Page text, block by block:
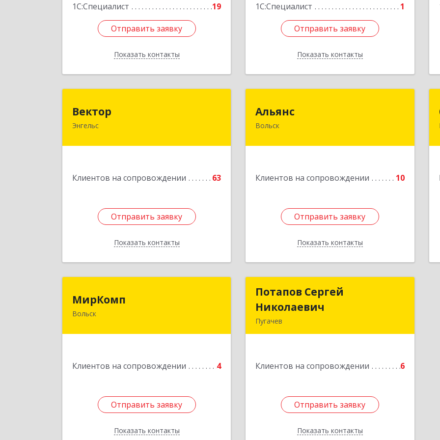
1С:Специалист
19
Отправить заявку
Показать контакты
Отправить заявку
Назад
1С:Специалист
1
Отправить заявку
Показать контакты
Отправить заявку
Назад
Вектор
Энгельс
Клиентов на сопровождении 63
Отправить заявку
Показать контакты
413107, Саратовская обл, Энгельс г,
Подробнее
Отправить заявку
Назад
Альянс
Вольск
Клиентов на сопровождении 10
Отправить заявку
Показать контакты
412900, Саратовская обл, Вольск г,
Отправить заявку
Назад
МирКомп
Вольск
Клиентов на сопровождении 4
Отправить заявку
Показать контакты
412900, Саратовская обл, Вольск г,
Отправить заявку
Назад
Потапов Сергей
Николаевич
Пугачев
Клиентов на сопровождении 6
Отправить заявку
Показать контакты
Потапов Сергей
Подробнее
Отправить заявку
Назад